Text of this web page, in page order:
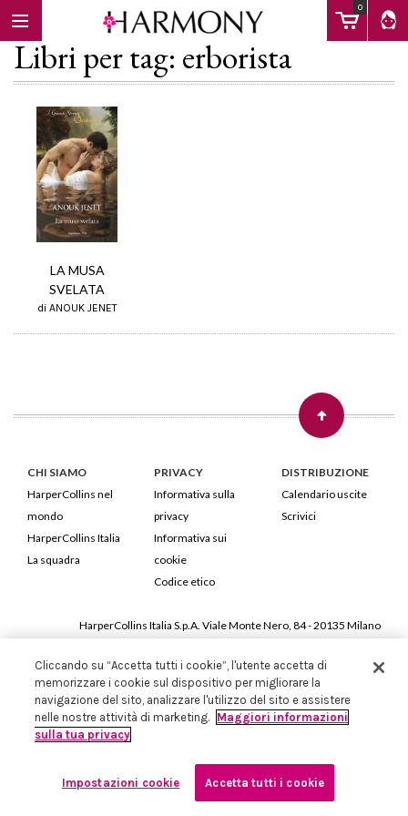
0
EBOOK
Libri per tag: erborista
LA MUSA
SVELATA
di ANOUK JENET
CHI SIAMO
HarperCollins nel
mondo
HarperCollins Italia
La squadra
PRIVACY
Informativa sulla
privacy
Informativa sui
cookie
Codice etico
DISTRIBUZIONE
Calendario uscite
Scrivici
HarperCollins Italia S.p.A. Viale Monte Nero, 84 - 20135 Milano
Iscritta in Milano al Registro delle imprese nr.198004 e REA nr.1051898
Cliccando su “Accetta tutti i cookie”, l'utente accetta di
memorizzare i cookie sul dispositivo per migliorare la
navigazione del sito, analizzare l'utilizzo del sito e assistere
nelle nostre attività di marketing. Maggiori informazioni
sulla tua privacy
Impostazioni cookie Accetta tutti i cookie